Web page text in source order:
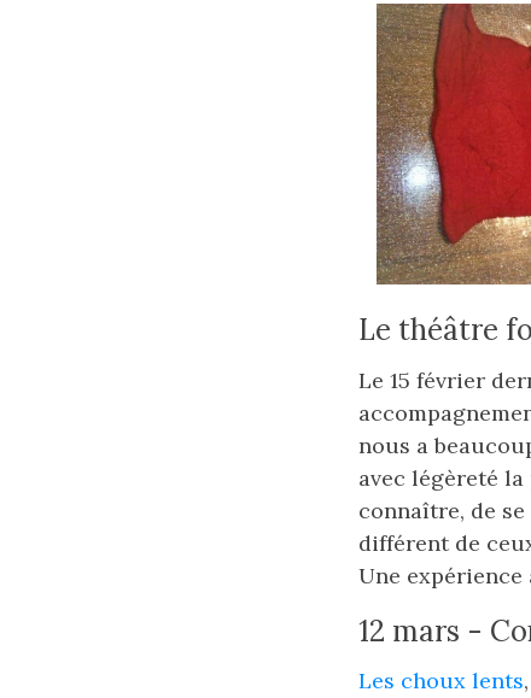
Le théâtre
Le 15 février
nous a
avec légèreté
connaître, de
différent de
Une expérience
12 mars -
Les choux lents